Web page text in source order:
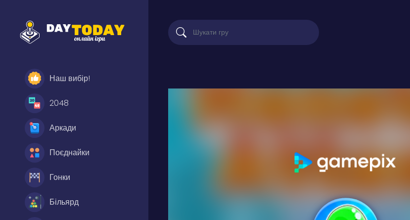
Наш вибір!
2048
Аркади
Поєднайки
Гонки
Більярд